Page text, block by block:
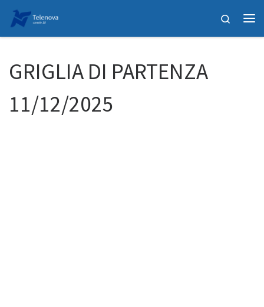
Passa al contenuto
Search
GRIGLIA DI PARTENZA
11/12/2025